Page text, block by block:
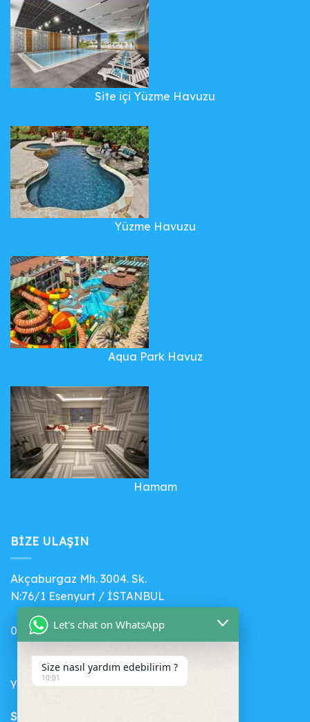
Site içi Yüzme Havuzu
Yüzme Havuzu
Aqua Park Havuz
Hamam
BIZE ULAŞIN
Akçaburgaz Mh. 3004. Sk.
N:76/1 Esenyurt / İSTANBUL
0 (541) 412 56 71
yenihavuz@gmail.com
SEPET
Let's chat on WhatsApp
Size nasıl yardım edebilirim ?
10:01